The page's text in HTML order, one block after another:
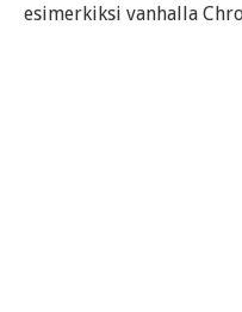
esimerkiksi vanhalla